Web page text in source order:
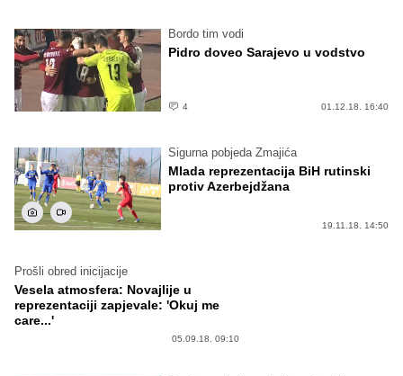
Bordo tim vodi
Pidro doveo Sarajevo u vodstvo
4 01.12.18. 16:40
Sigurna pobjeda Zmajića
Mlada reprezentacija BiH rutinski
protiv Azerbejdžana
19.11.18. 14:50
Prošli obred inicijacije
Vesela atmosfera: Novajlije u
reprezentaciji zapjevale: 'Okuj me
care...'
05.09.18. 09:10